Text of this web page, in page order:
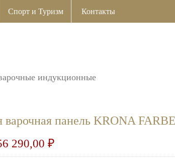
Спорт и Туризм Контакты
индукционные
варочная панель KRONA
290,00₽